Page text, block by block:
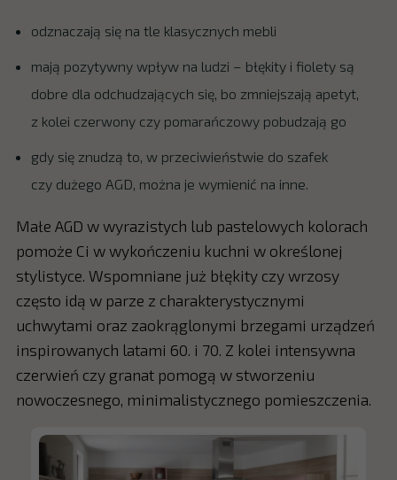
odznaczają się na tle klasycznych mebli
mają pozytywny wpływ na ludzi – błękity i fiolety są
dobre dla odchudzających się, bo zmniejszają apetyt,
z kolei czerwony czy pomarańczowy pobudzają go
gdy się znudzą to, w przeciwieństwie do szafek
czy dużego AGD, można je wymienić na inne.
Małe AGD w wyrazistych lub pastelowych kolorach
pomoże Ci w wykończeniu kuchni w określonej
stylistyce. Wspomniane już błękity czy wrzosy
często idą w parze z charakterystycznymi
uchwytami oraz zaokrąglonymi brzegami urządzeń
inspirowanych latami 60. i 70. Z kolei intensywna
czerwień czy granat pomogą w stworzeniu
nowoczesnego, minimalistycznego pomieszczenia.